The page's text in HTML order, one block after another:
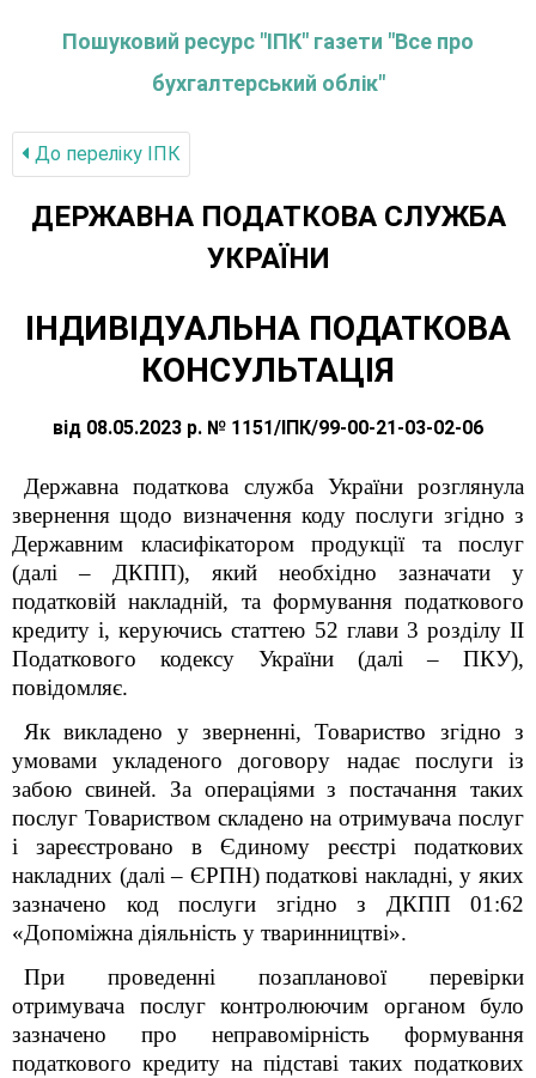
Пошуковий ресурс "ІПК" газети "Все про
бухгалтерський облік"
До переліку IПК
ДЕРЖАВНА ПОДАТКОВА СЛУЖБА
УКРАЇНИ
ІНДИВІДУАЛЬНА ПОДАТКОВА
КОНСУЛЬТАЦІЯ
від 08.05.2023 р. № 1151/ІПК/99-00-21-03-02-06
Державнаподаткова служба України розглянула
звернення щодо визначення коду послуги згідно з
Державним класифікатором продукції та послуг
(далі – ДКПП), який необхідно зазначати у
податковій накладній, та формування податкового
кредиту і, керуючись статтею 52 глави 3 розділу ІІ
Податкового кодексу України (далі – ПКУ),
повідомляє.
Як викладено у зверненні, Товариство згідно з
умовами укладеного договору надає послуги із
забою свиней. За операціями з постачання таких
послуг Товариством складено на отримувача послуг
і зареєстровано в Єдиному реєстрі податкових
накладних (далі – ЄРПН) податкові накладні, у яких
зазначено код послуги згідно з ДКПП 01:62
«Допоміжна діяльність у тваринництві».
При проведенні позапланової перевірки
отримувача послуг контролюючим органом було
зазначено про неправомірність формування
податкового кредиту на підставі таких податкових